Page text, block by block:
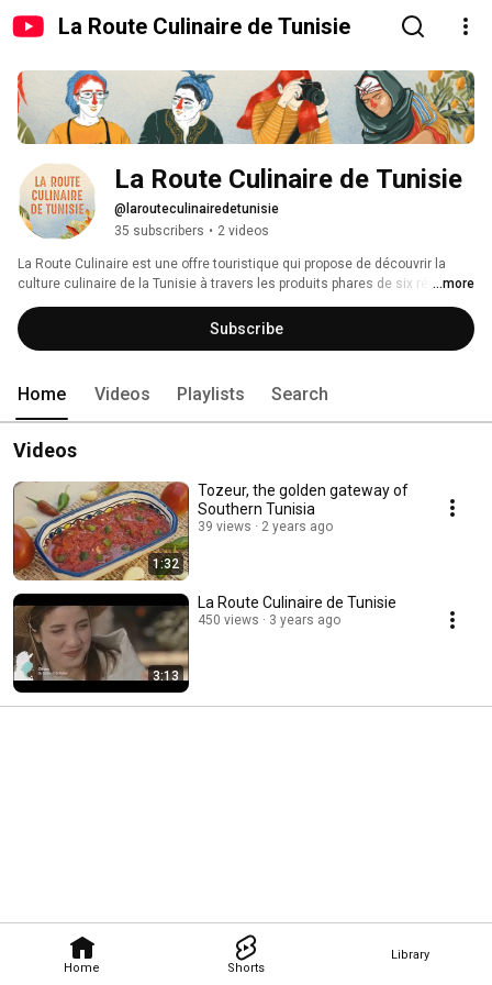
La Route Culinaire de Tunisie
Home Shorts
Library
La Route Culinaire de Tunisie
@larouteculinairedetunisie
35 subscribers • 2 videos
La Route Culinaire est une offre touristique qui propose de découvrir la
culture culinaire de la Tunisie à travers les produits phares de six régions :
le fromage du Nord-Ouest, l'harissa du Cap Bon, les olives du Centre et du
Dahar, le vin du Nord, les dattes du Sud-Ouest et le poulpe de Kerkennah.
...more
Subscribe
Home Videos Playlists Search
Videos
1:32
Tozeur, the golden gateway of
Southern Tunisia
39 views 2 years ago
3:13
La Route Culinaire de Tunisie
450 views 3 years ago